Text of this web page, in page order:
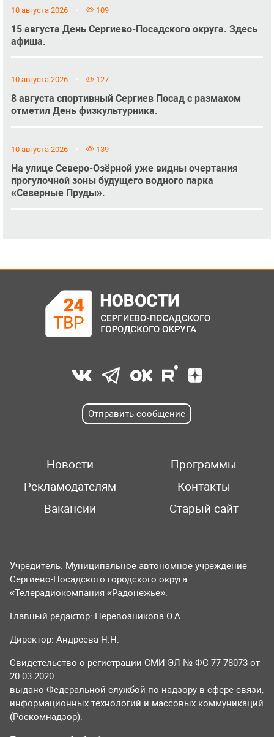
10 августа 2026 109
15 августа День Сергиево-Посадского округа. Здесь
афиша.
10 августа 2026 127
8 августа спортивный Сергиев Посад с размахом
отметил День физкультурника.
10 августа 2026 139
На улице Северо-Озёрной уже видны очертания
прогулочной зоны будущего водного парка
«Северные Пруды».
Отправить сообщение
Новости
Программы
Рекламодателям
Контакты
Вакансии
Старый сайт
Учредитель: Муниципальное автономное учреждение
Сергиево-Посадского городского округа
«Телерадиокомпания «Радонежье».
Главный редактор: Перевозникова О.А.
Директор: Андреева Н.Н.
Свидетельство о регистрации СМИ ЭЛ № ФС 77-78073 от
20.03.2020
выдано Федеральной службой по надзору в сфере связи,
информационных технологий и массовых коммуникаций
(Роскомнадзор).